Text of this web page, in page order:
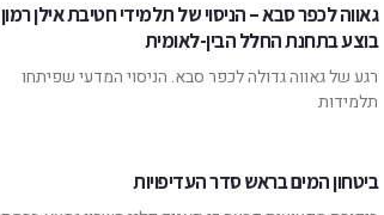
גאווה לכפר סבא – הניסוי של תלמידי חטיבת אילן רמון
בוצע בתחנת החלל הבין-לאומית
רגע של גאווה גדולה לכפר סבא. הניסוי המדעי שפיתחו
תלמידות
ביטחון המים בראש סדר העדיפויות